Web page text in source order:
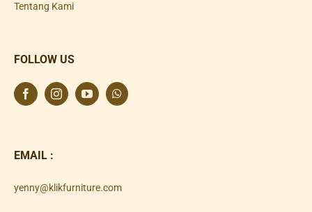
Tentang Kami
FOLLOW US
EMAIL :
yenny@klikfurniture.com